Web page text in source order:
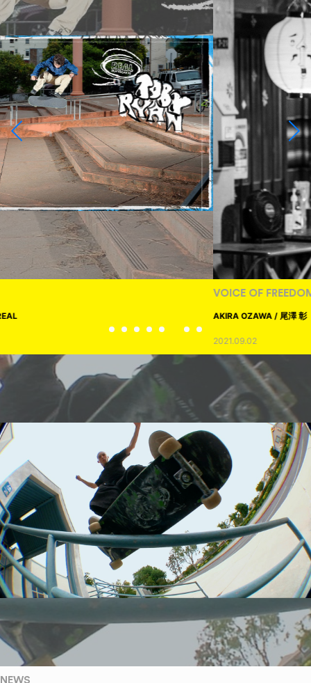
AKIRA OZAWA / 尾澤 彰
NEWS